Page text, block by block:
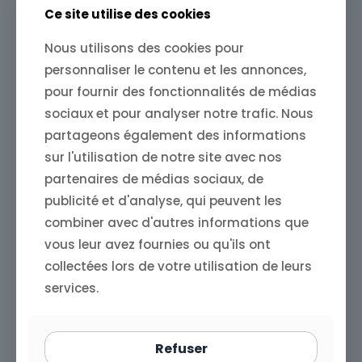
Store4One on 12 décembre 2024
Store4One : comment un blog bien
tenu améliore votre autorité en ligne
Store4One : Comment un blog bien tenu améliore
votre autorité en ligne Dans le monde numérique
d’aujourd’hui, l’autorité en ligne est devenue une
monnaie de plus[…]
0 Read more
Ce site utilise des cookies
Nous utilisons des cookies pour
personnaliser le contenu et les annonces,
pour fournir des fonctionnalités de médias
sociaux et pour analyser notre trafic. Nous
partageons également des informations
sur l'utilisation de notre site avec nos
partenaires de médias sociaux, de
publicité et d'analyse, qui peuvent les
combiner avec d'autres informations que
vous leur avez fournies ou qu'ils ont
collectées lors de votre utilisation de leurs
services.
Refuser